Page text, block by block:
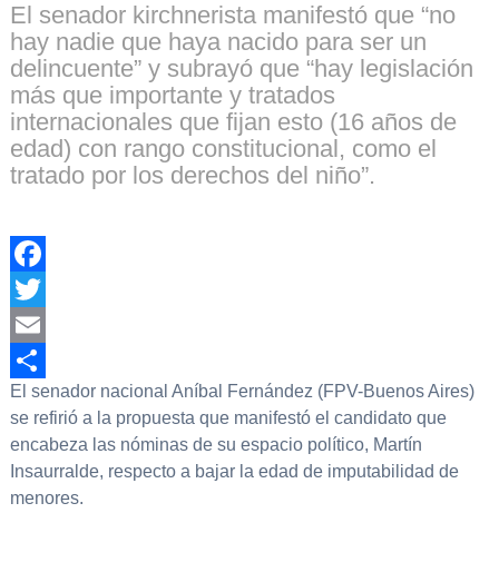
El senador kirchnerista manifestó que “no
hay nadie que haya nacido para ser un
delincuente” y subrayó que “hay legislación
más que importante y tratados
internacionales que fijan esto (16 años de
edad) con rango constitucional, como el
tratado por los derechos del niño”.
Facebook
Twitter
Email
Compartir
El senador nacional Aníbal Fernández (FPV-Buenos Aires)
se refirió a la propuesta que manifestó el candidato que
encabeza las nóminas de su espacio político, Martín
Insaurralde, respecto a bajar la edad de imputabilidad de
menores.